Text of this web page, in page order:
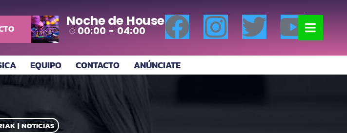
Noche de House
access_time 00:00 - 04:00
EQUIPO CONTACTO ANÚNCIATE
| NOTICIAS